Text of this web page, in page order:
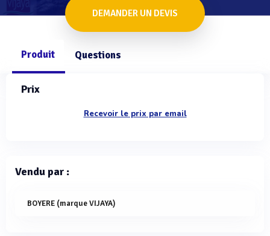
DEMANDER UN DEVIS
Produit Questions
Prix
Recevoir le prix par email
Vendu par :
BOYERE (marque VIJAYA)